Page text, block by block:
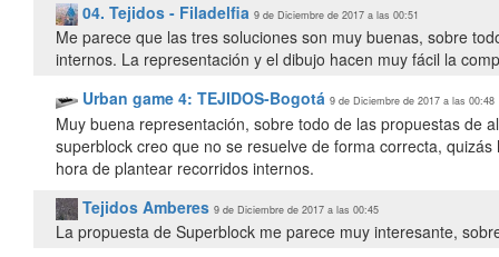
04. Tejidos - Filadelfia 9 de Diciembre de 2017 a las 00:51
Me parece que las tres soluciones son muy buenas, sobre
internos. La representación y el dibujo hacen muy fácil la
Urban game 4: TEJIDOS-Bogotá 9 de Diciembre de 2017 a las 00:48
Muy buena representación, sobre todo de las propuestas de
superblock creo que no se resuelve de forma correcta,
hora de plantear recorridos internos.
Tejidos Amberes 9 de Diciembre de 2017 a las 00:45
La propuesta de Superblock me parece muy interesante,